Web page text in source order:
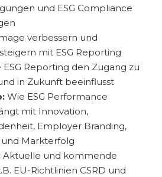
und ESG Compliance
verbessern und
mit ESG Reporting
ESG Reporting den Zugang zu
in Zukunft beeinflusst
Wie ESG Performance
mit Innovation,
Employer Branding,
Markterfolg
Aktuelle und kommende
EU-Richtlinien CSRD und